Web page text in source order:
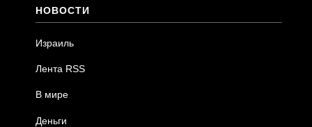
НОВОСТИ
Израиль
Лента RSS
В мире
Деньги